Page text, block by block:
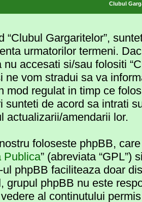
Clubul
“Clubul Gargaritelor”,
urmatorilor termeni.
nu accesati si/sau folositi
ne vom stradui sa va
mod regulat in timp ce
sunteti de acord sa intrati
actualizarii/amendarii lor.
foloseste phpBB,
Publica” (abreviata
ul phpBB faciliteaza doar
grupul phpBB nu este
al continutului